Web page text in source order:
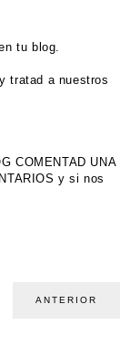
tu blog.
tratad a nuestros
COMENTAD UNA
y si nos
ANTERIOR